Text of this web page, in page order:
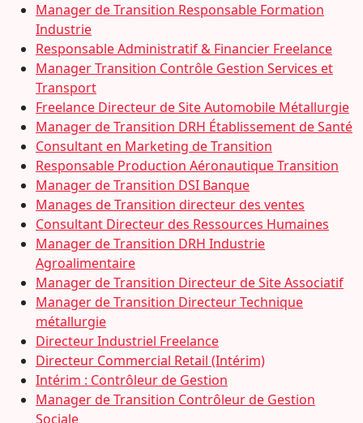
Manager de Transition Responsable Formation
Industrie
Responsable Administratif & Financier Freelance
Manager Transition Contrôle Gestion Services et
Transport
Freelance Directeur de Site Automobile Métallurgie
Manager de Transition DRH Établissement de Santé
Consultant en Marketing de Transition
Responsable Production Aéronautique Transition
Manager de Transition DSI Banque
Manages de Transition directeur des ventes
Consultant Directeur des Ressources Humaines
Manager de Transition DRH Industrie
Agroalimentaire
Manager de Transition Directeur de Site Associatif
Manager de Transition Directeur Technique
métallurgie
Directeur Industriel Freelance
Directeur Commercial Retail (Intérim)
Intérim : Contrôleur de Gestion
Manager de Transition Contrôleur de Gestion
Sociale